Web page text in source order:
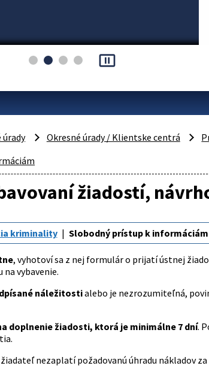
pause_presentation
úrady Okresné úrady / Klientske centrá
žiadostí,
kriminality Slobodný prístup k informáciám
, vyhotoví sa z nej formulár o prijatí ústnej
na vybavenie.
náležitostialebo je nezrozumiteľná,
doplnenie žiadosti, ktorá je minimálne 7 dní.
žiadateľ nezaplatí požadovanú úhradu nákladov